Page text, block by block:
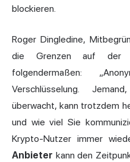
blockieren.
Roger Dingledine,
die Grenzen auf der
folgendermaßen:
Verschlüsselung.
überwacht, kann trotzdem
und wie viel Sie
Krypto-Nutzer immer
Anbieter kann den